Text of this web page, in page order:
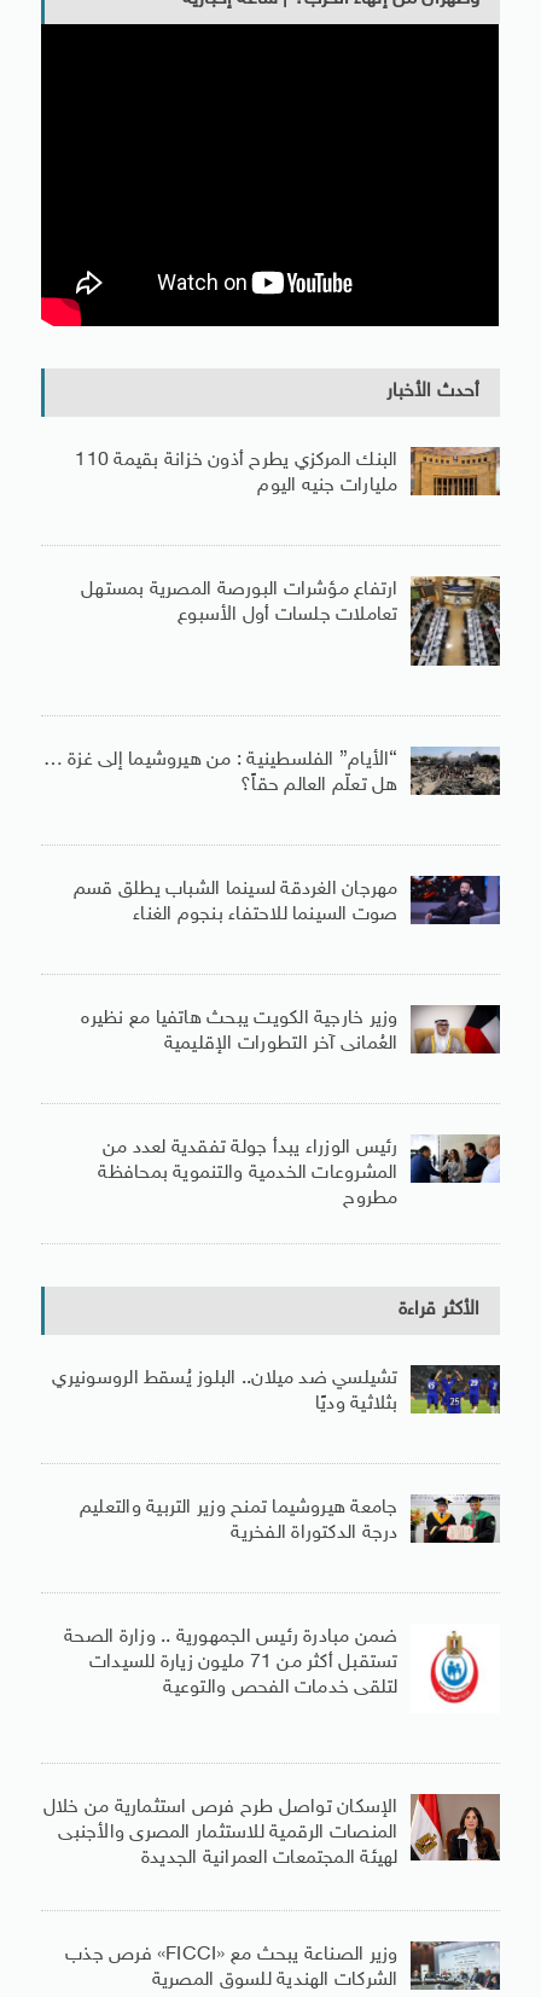
أحدث الأخبار
البنك المركزي يطرح أذون خزانة بقيمة 110
مليارات جنيه اليوم
ارتفاع مؤشرات البورصة المصرية بمستهل
تعاملات جلسات أول الأسبوع
“الأيام” الفلسطينية : من هيروشيما إلى غزة …
هل تعلّم العالم حقاً؟
مهرجان الغردقة لسينما الشباب يطلق قسم
صوت السينما للاحتفاء بنجوم الغناء
وزير خارجية الكويت يبحث هاتفيا مع نظيره
العُمانى آخر التطورات الإقليمية
رئيس الوزراء يبدأ جولة تفقدية لعدد من
المشروعات الخدمية والتنموية بمحافظة
مطروح
الأكثر قراءة
تشيلسي ضد ميلان.. البلوز يُسقط الروسونيري
بثلاثية وديًا
جامعة هيروشيما تمنح وزير التربية والتعليم
درجة الدكتوراة الفخرية
ضمن مبادرة رئيس الجمهورية .. وزارة الصحة
تستقبل أكثر من 71 مليون زيارة للسيدات
لتلقى خدمات الفحص والتوعية
الإسكان تواصل طرح فرص استثمارية من خلال
المنصات الرقمية للاستثمار المصرى والأجنبى
لهيئة المجتمعات العمرانية الجديدة
وزير الصناعة يبحث مع «FICCI» فرص جذب
الشركات الهندية للسوق المصرية